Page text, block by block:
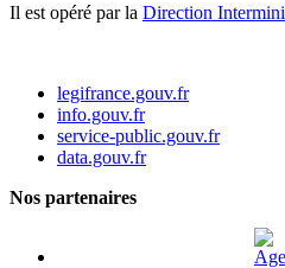
Il est opéré par la Direction
legifrance.gouv.fr
info.gouv.fr
service-public.gouv.fr
data.gouv.fr
Nos partenaires